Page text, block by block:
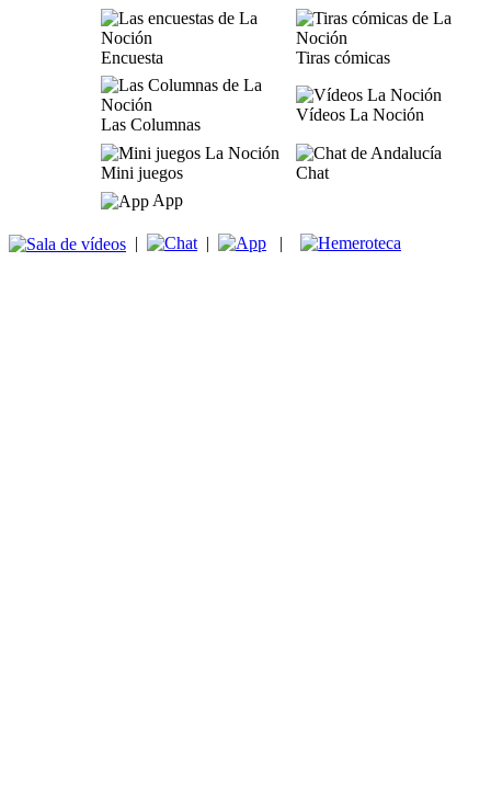
Encuesta Tiras cómicas
Las Columnas
Vídeos La Noción
Mini juegos
Chat
App
| | |